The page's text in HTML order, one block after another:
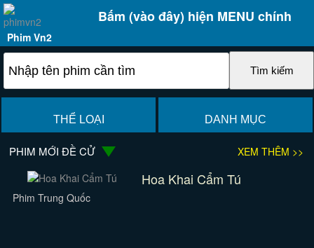
Bấm (vào đây) hiện MENU chính
Phim Vn2
THỂ LOẠI DANH MỤC
PHIM MỚI ĐỀ CỬ XEM THÊM >>
Hoa Khai Cẩm Tú
Phim Trung Quốc